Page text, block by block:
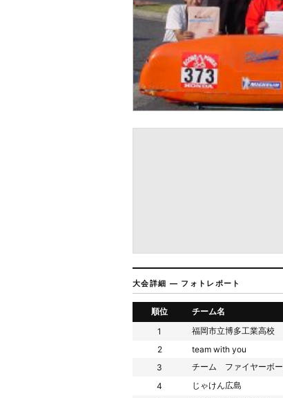
大会詳細 — フォトレポート
順位 チーム名
1
福岡市立博多工業高校
2
team with you
3
チーム ファイヤーボ
4
じゃけん広島